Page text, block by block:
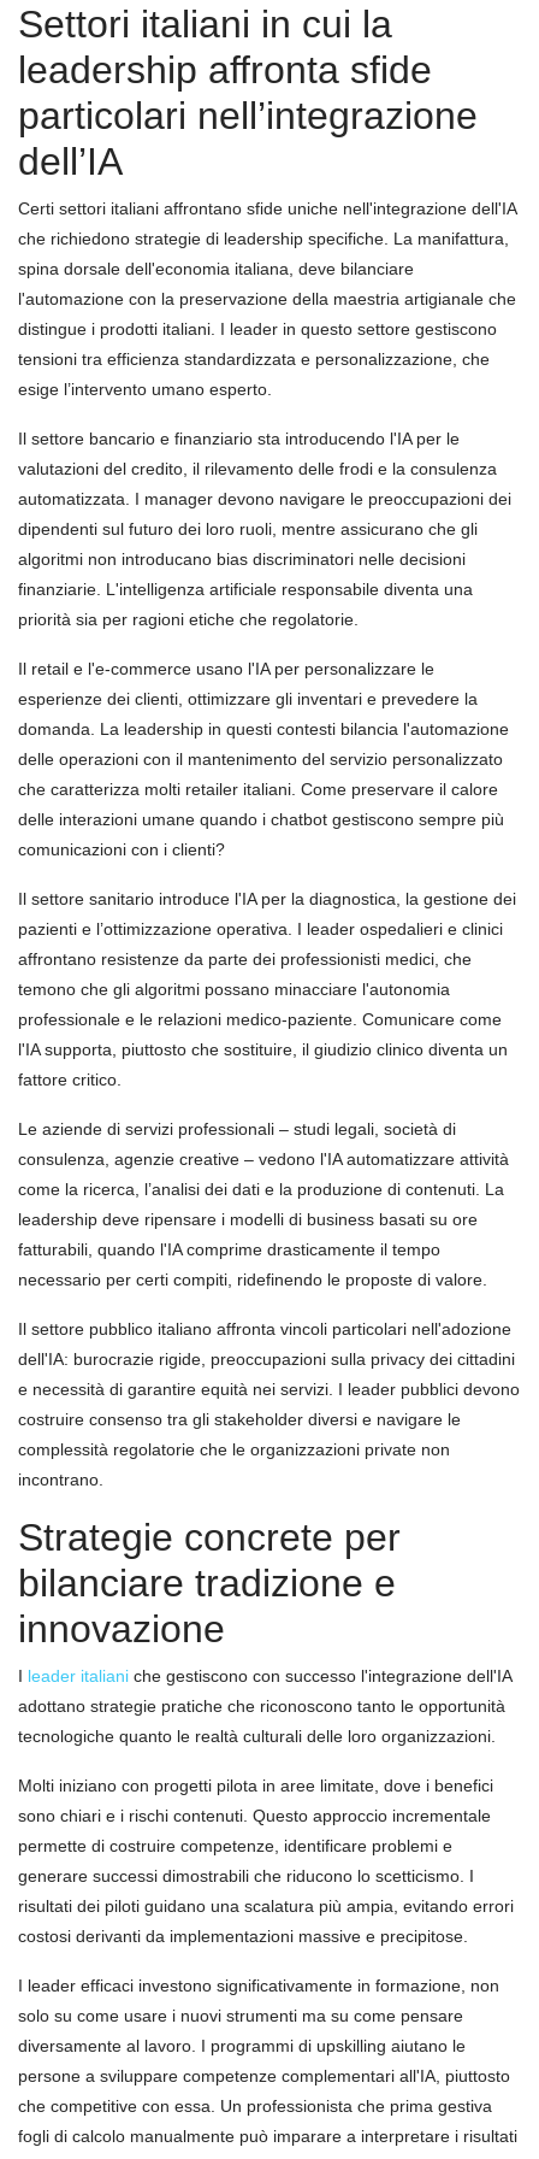
Settori italiani in cui la
leadership affronta sfide
particolari nell’integrazione
dell’IA
Certi settori italiani affrontano sfide uniche nell'integrazione dell'IA
che richiedono strategie di leadership specifiche. La manifattura,
spina dorsale dell'economia italiana, deve bilanciare
l'automazione con la preservazione della maestria artigianale che
distingue i prodotti italiani. I leader in questo settore gestiscono
tensioni tra efficienza standardizzata e personalizzazione, che
esige l’intervento umano esperto.
Il settore bancario e finanziario sta introducendo l'IA per le
valutazioni del credito, il rilevamento delle frodi e la consulenza
automatizzata. I manager devono navigare le preoccupazioni dei
dipendenti sul futuro dei loro ruoli, mentre assicurano che gli
algoritmi non introducano bias discriminatori nelle decisioni
finanziarie. L'intelligenza artificiale responsabile diventa una
priorità sia per ragioni etiche che regolatorie.
Il retail e l'e-commerce usano l'IA per personalizzare le
esperienze dei clienti, ottimizzare gli inventari e prevedere la
domanda. La leadership in questi contesti bilancia l'automazione
delle operazioni con il mantenimento del servizio personalizzato
che caratterizza molti retailer italiani. Come preservare il calore
delle interazioni umane quando i chatbot gestiscono sempre più
comunicazioni con i clienti?
Il settore sanitario introduce l'IA per la diagnostica, la gestione dei
pazienti e l’ottimizzazione operativa. I leader ospedalieri e clinici
affrontano resistenze da parte dei professionisti medici, che
temono che gli algoritmi possano minacciare l'autonomia
professionale e le relazioni medico-paziente. Comunicare come
l'IA supporta, piuttosto che sostituire, il giudizio clinico diventa un
fattore critico.
Le aziende di servizi professionali – studi legali, società di
consulenza, agenzie creative – vedono l'IA automatizzare attività
come la ricerca, l’analisi dei dati e la produzione di contenuti. La
leadership deve ripensare i modelli di business basati su ore
fatturabili, quando l'IA comprime drasticamente il tempo
necessario per certi compiti, ridefinendo le proposte di valore.
Il settore pubblico italiano affronta vincoli particolari nell'adozione
dell'IA: burocrazie rigide, preoccupazioni sulla privacy dei cittadini
e necessità di garantire equità nei servizi. I leader pubblici devono
costruire consenso tra gli stakeholder diversi e navigare le
complessità regolatorie che le organizzazioni private non
incontrano.
Strategie concrete per
bilanciare tradizione e
innovazione
I leader italiani che gestiscono con successo l'integrazione dell'IA
adottano strategie pratiche che riconoscono tanto le opportunità
tecnologiche quanto le realtà culturali delle loro organizzazioni.
Molti iniziano con progetti pilota in aree limitate, dove i benefici
sono chiari e i rischi contenuti. Questo approccio incrementale
permette di costruire competenze, identificare problemi e
generare successi dimostrabili che riducono lo scetticismo. I
risultati dei piloti guidano una scalatura più ampia, evitando errori
costosi derivanti da implementazioni massive e precipitose.
I leader efficaci investono significativamente in formazione, non
solo su come usare i nuovi strumenti ma su come pensare
diversamente al lavoro. I programmi di upskilling aiutano le
persone a sviluppare competenze complementari all'IA, piuttosto
che competitive con essa. Un professionista che prima gestiva
fogli di calcolo manualmente può imparare a interpretare i risultati